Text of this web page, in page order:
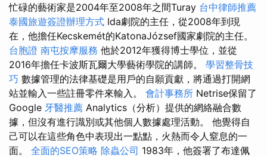
忙碌的藝術家是2004年至2008年之間Turay 台中律師推薦
泰國旅遊簽證辦理方式 Ida劇院的主任，從2008年到現
在，他擔任Kecskemét的KatonaJózsef國家劇院的主任。
台胞證 南屯按摩服務 他於2012年獲得博士學位，並從
2016年擔任卡波斯瓦爾大學藝術學院的講師。 學習整骨技
巧 數據管理的法律基礎是用戶的自願貢獻，將通過打開網
站並輸入一些註冊零件來輸入。 會計事務所 Netrise保留了
Google 牙醫推薦 Analytics（分析）提供的網絡融合數
據，但沒有進行識別或其他個人數據處理活動。 他覺得自
己可以在這些角色中表現出一點點，火熱而令人窒息的一
面。 全面的SEO策略 除蟲公司 1983年，他簽署了布達佩